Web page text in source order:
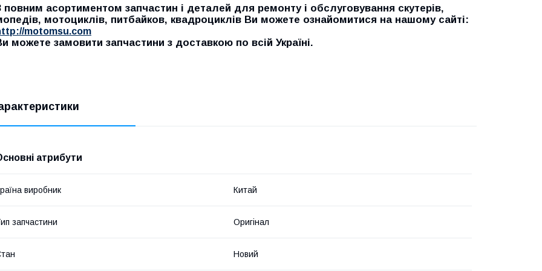
повним асортиментом запчастин і деталей для ремонту і обслуговування скутерів,
мотоциклів, питбайков, квадроциклів Ви можете ознайомитися на нашому сайті:
motomsu.com
можете замовити запчастини з доставкою по всій Україні.
атрибути
виробник Китай
запчастини Оригінал
Новий